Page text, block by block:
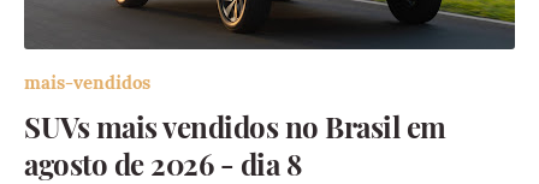
mais-vendidos
SUVs mais vendidos no Brasil em
agosto de 2026 - dia 8